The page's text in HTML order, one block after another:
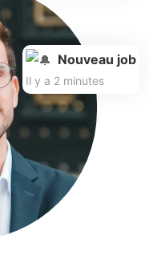
Nouveau job
Il y a 2 minutes